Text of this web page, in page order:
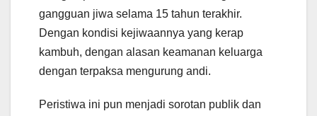
gangguan jiwa selama 15 tahun terakhir.
Dengan kondisi kejiwaannya yang kerap
kambuh, dengan alasan keamanan keluarga
dengan terpaksa mengurung andi.
Peristiwa ini pun menjadi sorotan publik dan